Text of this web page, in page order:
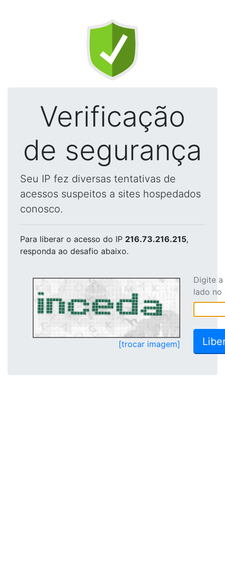
Verificação
de segurança
Seu IP fez diversas tentativas de
acessos suspeitos a sites hospedados
conosco.
Para liberar o acesso do IP 216.73.216.215,
responda ao desafio abaixo.
[trocar imagem]
Digite
lado no